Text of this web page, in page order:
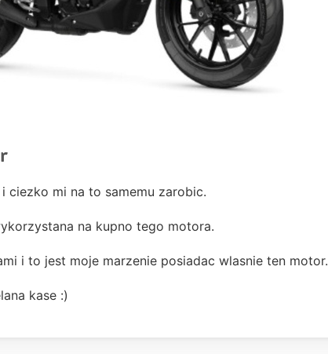
ciezko mi na to samemu zarobic.
na kupno tego motora.
i to jest moje marzenie posiadac wlasnie ten motor.
kase :)